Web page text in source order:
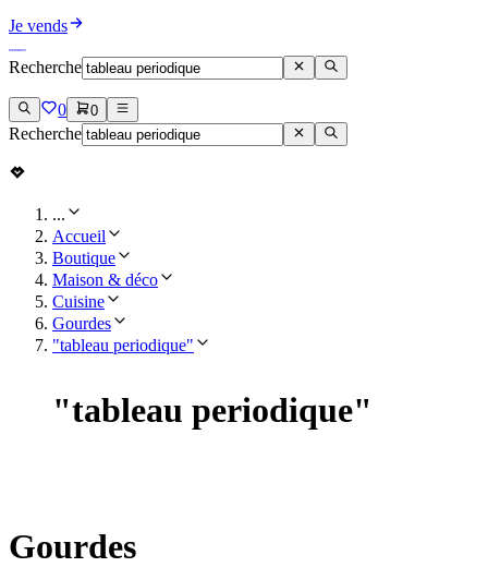
Je vends
Recherche
0 0
Recherche
...
Accueil
Boutique
Maison & déco
Cuisine
Gourdes
"tableau periodique"
"tableau periodique"
Gourdes